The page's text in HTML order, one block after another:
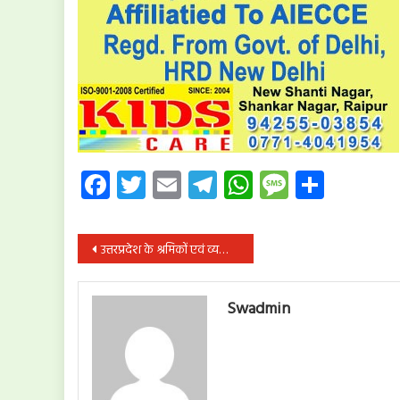
Facebook
Twitter
EmailTelegram
WhatsApp
Message
पोस्ट
नेविगेशन
उत्तरप्रदेश के श्रमिकों एवं व्यक्तियों की वापसी के लिए 5 जून को रायपुर से रवाना होगी स्पेशल ट्रेन
Swadmin